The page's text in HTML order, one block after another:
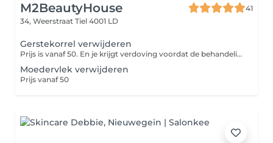
M2BeautyHouse
41
34, Weerstraat Tiel 4001 LD
Gerstekorrel verwijderen
Prijs is vanaf 50. En je krijgt verdoving voordat de behandeling plaatsvindt
Moedervlek verwijderen
Prijs vanaf 50